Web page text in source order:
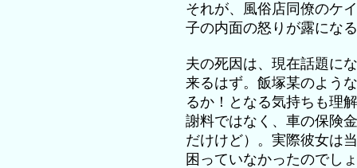
それが、風俗店同僚のケ
子の内面の怒りが露にな
夫の死因は、現在話題に
来るはず。飯塚某のよう
るか！となる気持ちも理
謝料ではなく、車の保険
だけけど）。実際彼女は
困っていなかったのでし